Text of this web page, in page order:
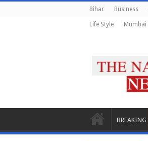
Bihar Business
Life Style Mumbai
BREAKING